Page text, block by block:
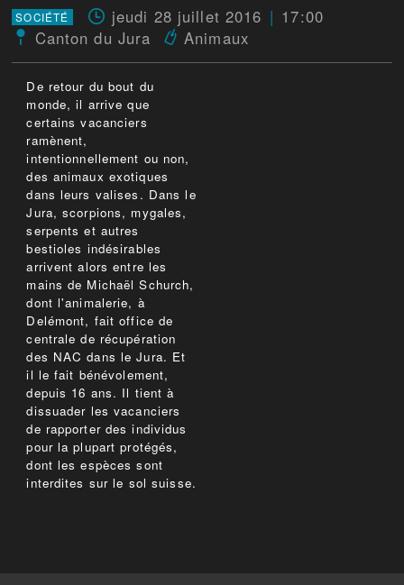
SOCIÉTÉ jeudi 28 juillet 2016
17:00
Canton du Jura
Animaux
De retour du bout du
monde, il arrive que
certains vacanciers
ramènent,
intentionnellement ou non,
des animaux exotiques
dans leurs valises. Dans le
Jura, scorpions, mygales,
serpents et autres
bestioles indésirables
arrivent alors entre les
mains de Michaël Schurch,
dont l'animalerie, à
Delémont, fait office de
centrale de récupération
des NAC dans le Jura. Et
il le fait bénévolement,
depuis 16 ans. Il tient à
dissuader les vacanciers
de rapporter des individus
pour la plupart protégés,
dont les espèces sont
interdites sur le sol suisse.